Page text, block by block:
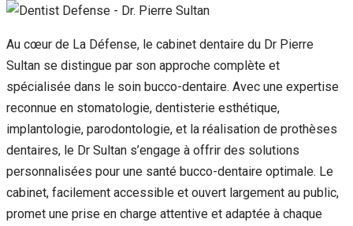
Au cœur de La Défense, le cabinet dentaire du Dr Pierre
Sultan se distingue par son approche complète et
spécialisée dans le soin bucco-dentaire. Avec une expertise
reconnue en stomatologie, dentisterie esthétique,
implantologie, parodontologie, et la réalisation de prothèses
dentaires, le Dr Sultan s’engage à offrir des solutions
personnalisées pour une santé bucco-dentaire optimale. Le
cabinet, facilement accessible et ouvert largement au public,
promet une prise en charge attentive et adaptée à chaque